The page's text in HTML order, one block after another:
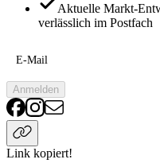
Aktuelle Markt-
verlässlich im Postfach
E-Mail
Anmelden
Link kopiert!